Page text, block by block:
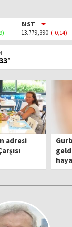
BIST
13.779,390 (-0,14)
adresi